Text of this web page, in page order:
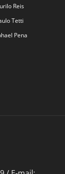
Reis
Tetti
Pena